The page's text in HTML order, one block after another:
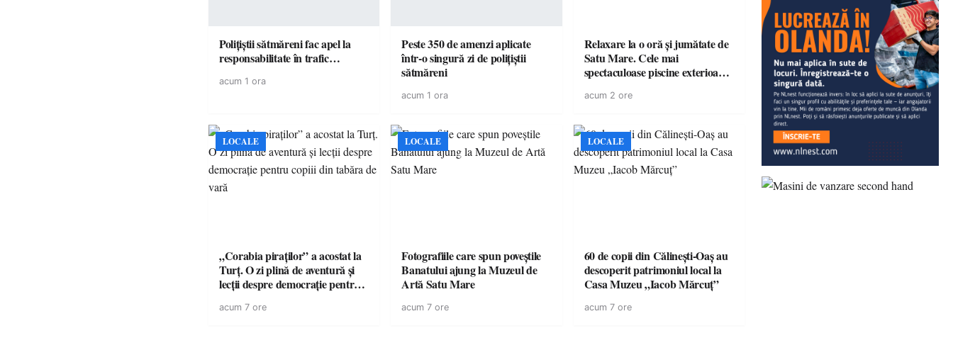
Polițiștii sătmăreni fac apel la
responsabilitate în trafic…
acum 1 ora
Peste 350 de amenzi aplicate
într-o singură zi de polițiștii
sătmăreni
acum 1 ora
Relaxare la o oră și jumătate de
Satu Mare. Cele mai
spectaculoase piscine exterioare
pentru o escapadă de vară
acum 2 ore
LOCALE
„Corabia piraților” a acostat la
Turț. O zi plină de aventură și
lecții despre democrație pentru
acum 7 ore
LOCALE
Fotografiile care spun poveștile
Banatului ajung la Muzeul de
Artă Satu Mare
acum 7 ore
LOCALE
60 de copii din Călinești-Oaș au
descoperit patrimoniul local la
Casa Muzeu „Iacob Mărcuț”
acum 7 ore